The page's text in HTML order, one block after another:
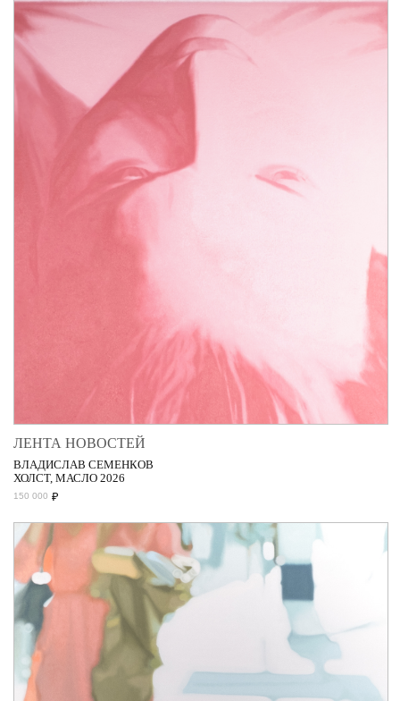
ЛЕНТА НОВОСТЕЙ
ВЛАДИСЛАВ СЕМЕНКОВ
ХОЛСТ, МАСЛО 2026
150 000 ₽